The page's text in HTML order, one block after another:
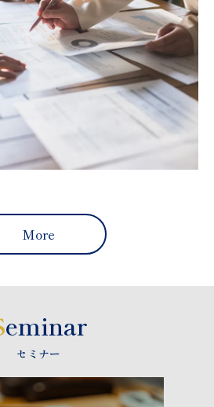
More
eminar
セミナー